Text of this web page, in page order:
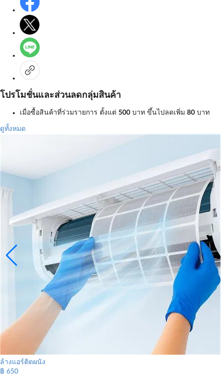
โปรโมชั่นและส่วนลดกลุ่มสินค้า
เมื่อซื้อสินค้าที่ร่วมรายการ ตั้งแต่ 500 บาท ขึ้นไปลดเพิ่ม 80 บาท
ดูทั้งหมด
ล้างแอร์ติดผนัง
฿ 650